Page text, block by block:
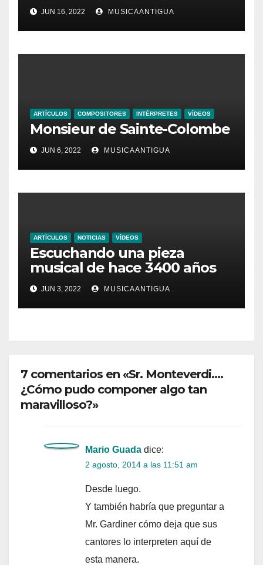
JUN 16, 2022 MUSICAANTIGUA
ARTÍCULOS COMPOSITORES INTÉRPRETES VÍDEOS
Monsieur de Sainte-Colombe
JUN 6, 2022 MUSICAANTIGUA
ARTÍCULOS NOTICIAS VÍDEOS
Escuchando una pieza
musical de hace 3400 años
JUN 3, 2022 MUSICAANTIGUA
7 comentarios en «Sr. Monteverdi….
¿Cómo pudo componer algo tan
maravilloso?»
Mario Guada dice:
2 agosto, 2014 a las 11:51 am
Desde luego.
Y también habría que preguntar a
Mr. Gardiner cómo deja que sus
cantores lo interpreten aquí de
esta manera.